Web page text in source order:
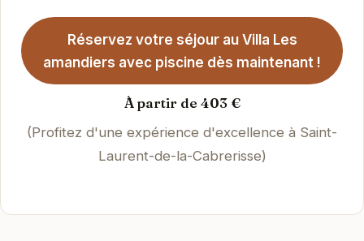
Réservez votre séjour au Villa Les
amandiers avec piscine dès maintenant !
À partir de 403 €
(Profitez d'une expérience d'excellence à Saint-
Laurent-de-la-Cabrerisse)